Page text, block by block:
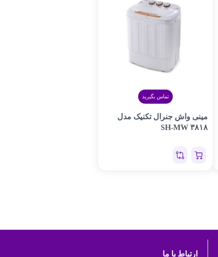
تماس بگیرید
مینی واش جنرال تکنیک مدل
SH-MW ۳۸۱۸
ارتباط با ما